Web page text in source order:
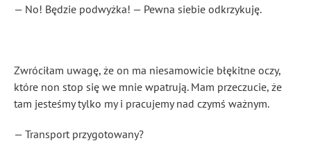
— No! Będzie podwyżka! — Pewna siebie odkrzykuję.
Zwróciłam uwagę, że on ma niesamowicie błękitne oczy,
które non stop się we mnie wpatrują. Mam przeczucie, że
tam jesteśmy tylko my i pracujemy nad czymś ważnym.
— Transport przygotowany?